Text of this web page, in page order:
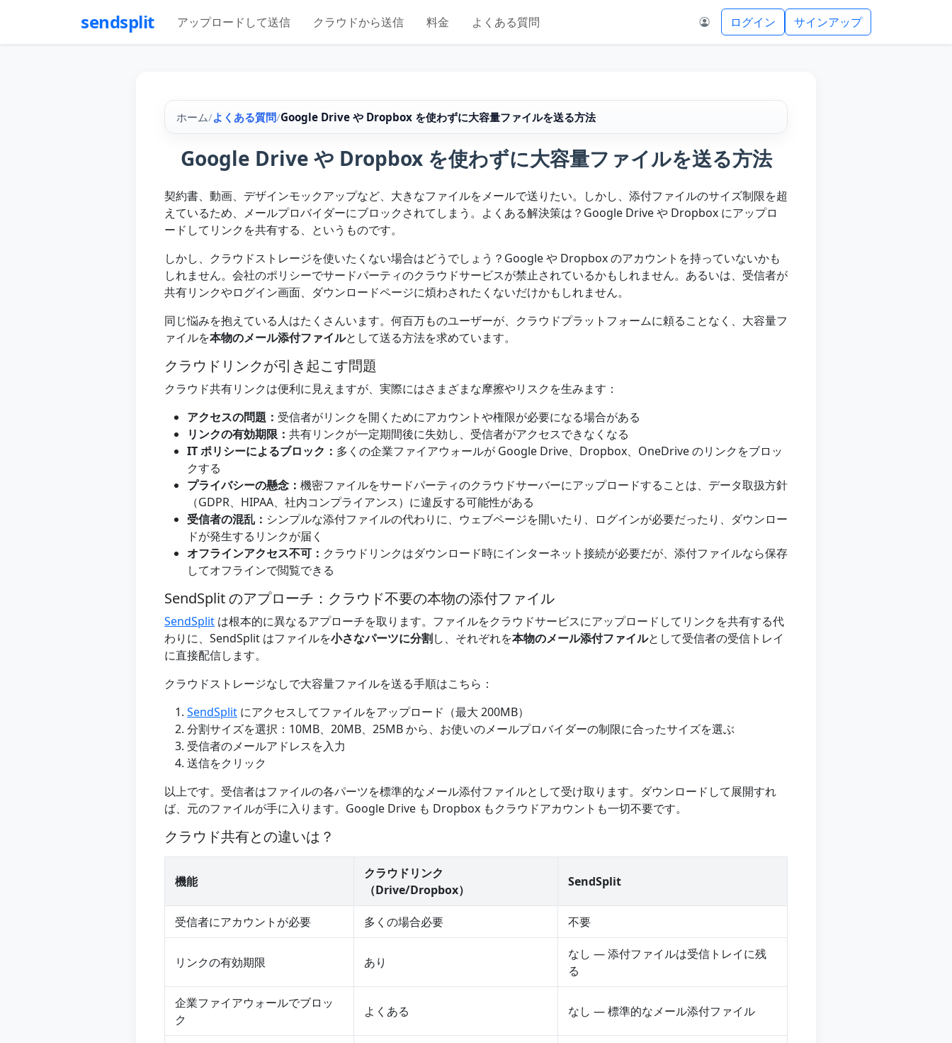
sendsplit アップロードして送信 クラウドから送信 料金 よくある質問 ログイン サインアップ
ホーム/よくある質問/Google Drive や Dropbox を使わずに大容量ファイルを送る方法
Google Drive や Dropbox を使わずに大容量ファイルを送る方法
契約書、動画、デザインモックアップなど、大きなファイルをメールで送りたい。しかし、添付ファイルのサイズ制限を超
えているため、メールプロバイダーにブロックされてしまう。よくある解決策は？Google Drive や Dropbox にアップロ
ードしてリンクを共有する、というものです。
しかし、クラウドストレージを使いたくない場合はどうでしょう？Google や Dropbox のアカウントを持っていないかも
しれません。会社のポリシーでサードパーティのクラウドサービスが禁止されているかもしれません。あるいは、受信者が
共有リンクやログイン画面、ダウンロードページに煩わされたくないだけかもしれません。
同じ悩みを抱えている人はたくさんいます。何百万ものユーザーが、クラウドプラットフォームに頼ることなく、大容量フ
ァイルを本物のメール添付ファイルとして送る方法を求めています。
クラウドリンクが引き起こす問題
クラウド共有リンクは便利に見えますが、実際にはさまざまな摩擦やリスクを生みます：
アクセスの問題： 受信者がリンクを開くためにアカウントや権限が必要になる場合がある
リンクの有効期限： 共有リンクが一定期間後に失効し、受信者がアクセスできなくなる
IT ポリシーによるブロック： 多くの企業ファイアウォールが Google Drive、Dropbox、OneDrive のリンクをブロッ
クする
プライバシーの懸念： 機密ファイルをサードパーティのクラウドサーバーにアップロードすることは、データ取扱方針
（GDPR、HIPAA、社内コンプライアンス）に違反する可能性がある
受信者の混乱： シンプルな添付ファイルの代わりに、ウェブページを開いたり、ログインが必要だったり、ダウンロー
ドが発生するリンクが届く
オフラインアクセス不可： クラウドリンクはダウンロード時にインターネット接続が必要だが、添付ファイルなら保存
してオフラインで閲覧できる
SendSplit のアプローチ：クラウド不要の本物の添付ファイル
SendSplit は根本的に異なるアプローチを取ります。ファイルをクラウドサービスにアップロードしてリンクを共有する代
わりに、SendSplit はファイルを小さなパーツに分割し、それぞれを本物のメール添付ファイルとして受信者の受信トレイ
に直接配信します。
クラウドストレージなしで大容量ファイルを送る手順はこちら：
SendSplit にアクセスしてファイルをアップロード（最大 200MB）
分割サイズを選択：10MB、20MB、25MB から、お使いのメールプロバイダーの制限に合ったサイズを選ぶ
受信者のメールアドレスを入力
送信をクリック
以上です。受信者はファイルの各パーツを標準的なメール添付ファイルとして受け取ります。ダウンロードして展開すれ
ば、元のファイルが手に入ります。Google Drive も Dropbox もクラウドアカウントも一切不要です。
クラウド共有との違いは？
機能
クラウドリンク
（Drive/Dropbox）
SendSplit
受信者にアカウントが必要 多くの場合必要 不要
リンクの有効期限 あり
なし — 添付ファイルは受信トレイに残
る
企業ファイアウォールでブロッ
ク
よくある なし — 標準的なメール添付ファイル